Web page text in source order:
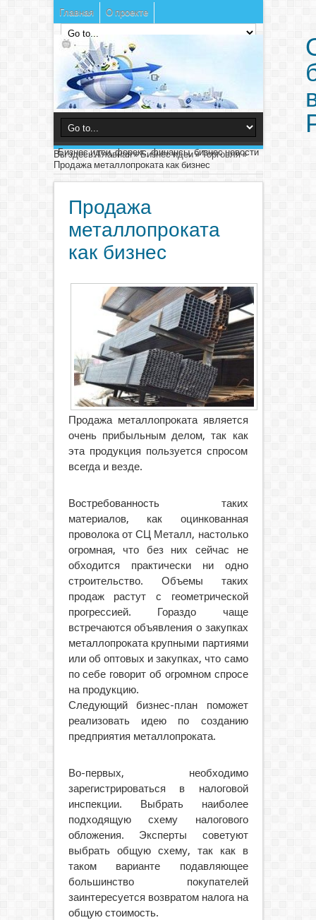
Главная О проекте
Бизнес идеи, форекс, финансы, бизнес новости
Вы здесь:Главная»Бизнес идеи»Торговля»
Продажа металлопроката как бизнес
Продажа
металлопроката
как бизнес
Продажа металлопроката является
очень прибыльным делом, так как
эта продукция пользуется спросом
всегда и везде.
Востребованность таких
материалов, как оцинкованная
проволока от СЦ Металл, настолько
огромная, что без них сейчас не
обходится практически ни одно
строительство. Объемы таких
продаж растут с геометрической
прогрессией. Гораздо чаще
встречаются объявления о закупках
металлопроката крупными партиями
или об оптовых и закупках, что само
по себе говорит об огромном спросе
на продукцию.
Следующий бизнес-план поможет
реализовать идею по созданию
предприятия металлопроката.
Во-первых, необходимо
зарегистрироваться в налоговой
инспекции. Выбрать наиболее
подходящую схему налогового
обложения. Эксперты советуют
выбрать общую схему, так как в
таком варианте подавляющее
большинство покупателей
заинтересуется возвратом налога на
общую стоимость.